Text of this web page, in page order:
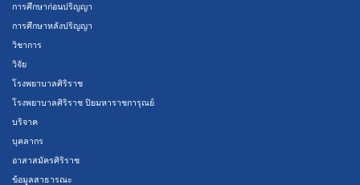
การศึกษาก่อนปริญญา
การศึกษาหลังปริญญา
วิชาการ
วิจัย
โรงพยาบาลศิริราช
โรงพยาบาลศิริราช ปิยมหาราชการุณย์
บริจาค
บุคลากร
อาสาสมัครศิริราช
ข้อมูลสาธารณะ